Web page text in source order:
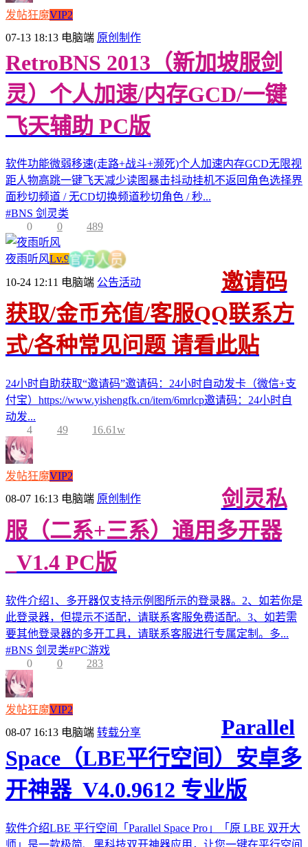
发帖狂魔VIP2
07-13 18:13 电脑端 原创制作
RetroBNS 2013（新加坡服剑
灵）个人加速/内存GCD/一键
飞天辅助 PC版
软件功能微弱移速(走路+战斗+濒死)个人加速内存GCD无限视
距人物高跳一键飞天减少读图暴击抖动挂机不返回角色选择界
面秒切频道 / 无CD切换频道秒切角色 / 秒...
#BNS 剑灵类
0
0 489
夜雨听风Lv.9官 方 人 员
10-24 12:11 电脑端 公告活动
邀请码
获取/金币充值/客服QQ联系方
式/各种常见问题 请看此贴
24小时自助获取“邀请码”邀请码：24小时自动发卡（微信+支
付宝）https://www.yishengfk.cn/item/6mrlcp邀请码：24小时自
动发...
4
49 16.61w
发帖狂魔VIP2
08-07 16:13 电脑端 原创制作
剑灵私
服（二系+三系）通用多开器
_V1.4 PC版
软件介绍1、多开器仅支持示例图所示的登录器。2、如若你是
此登录器，但提示不适配，请联系客服免费适配。3、如若需
要其他登录器的多开工具，请联系客服进行专属定制。多...
#BNS 剑灵类#PC游戏
0
0 283
发帖狂魔VIP2
08-07 16:13 电脑端 转载分享
Parallel
Space（LBE平行空间）安卓多
开神器_V4.0.9612 专业版
软件介绍LBE 平行空间「Parallel Space Pro」「原 LBE 双开大
师」是一款极简、黑科技双开神器应用，让您一键在平行空间